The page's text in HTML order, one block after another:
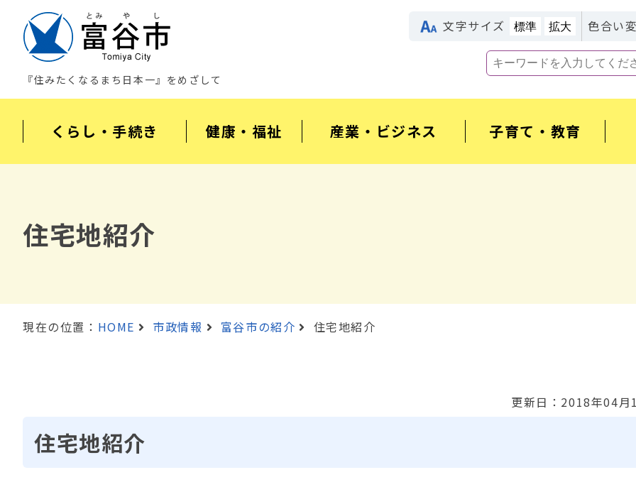
『住みたくなるまち日本一』をめざして
文字サイズ 標準 拡大 色合い
くらし・手続き 健康・福祉 産業・ビジネス 子育て・教育
住宅地紹介
現在の位置： HOME 市政情報 富谷市の紹介 住宅地紹介
更新日：2018年04月
住宅地紹介